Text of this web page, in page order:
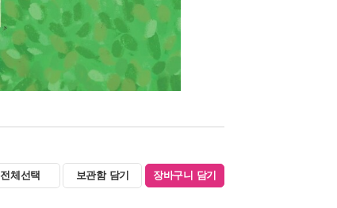
전체선택 보관함 담기 장바구니 담기